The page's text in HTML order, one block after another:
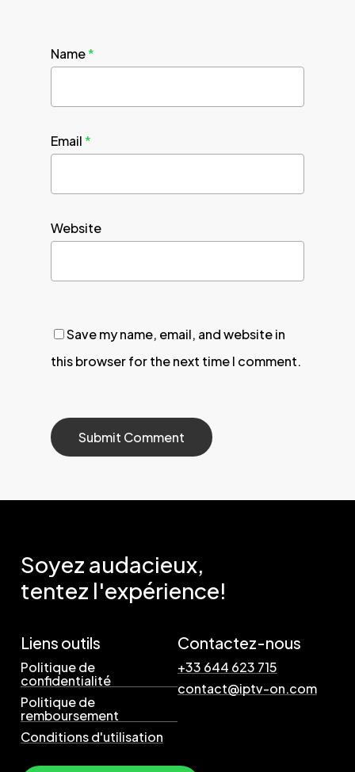
Name*
Email*
Website
Save my name, email, and website in
this browser for the next time I comment.
Soyez audacieux,
tentez l'expérience!
Liens outils
Politique de
confidentialité
Politique de
remboursement
Conditions d'utilisation
Contactez-nous
+33 644 623 715
contact@iptv-on.com